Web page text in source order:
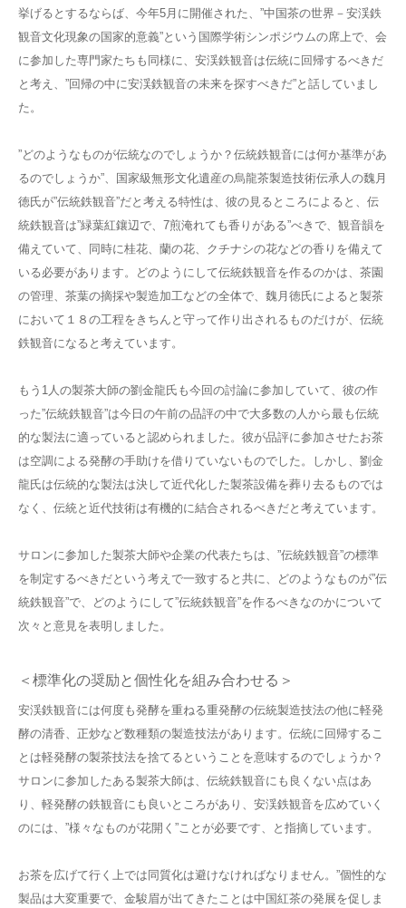
挙げるとするならば、今年5月に開催された、”中国茶の世界－安渓鉄
観音文化現象の国家的意義”という国際学術シンポジウムの席上で、会
に参加した専門家たちも同様に、安渓鉄観音は伝統に回帰するべきだ
と考え、”回帰の中に安渓鉄観音の未来を探すべきだ”と話していまし
た。
”どのようなものが伝統なのでしょうか？伝統鉄観音には何か基準があ
るのでしょうか”、国家級無形文化遺産の烏龍茶製造技術伝承人の魏月
徳氏が”伝統鉄観音”だと考える特性は、彼の見るところによると、伝
統鉄観音は”緑葉紅鑲辺で、7煎淹れても香りがある”べきで、観音韻を
備えていて、同時に桂花、蘭の花、クチナシの花などの香りを備えて
いる必要があります。どのようにして伝統鉄観音を作るのかは、茶園
の管理、茶葉の摘採や製造加工などの全体で、魏月徳氏によると製茶
において１８の工程をきちんと守って作り出されるものだけが、伝統
鉄観音になると考えています。
もう1人の製茶大師の劉金龍氏も今回の討論に参加していて、彼の作
った”伝統鉄観音”は今日の午前の品評の中で大多数の人から最も伝統
的な製法に適っていると認められました。彼が品評に参加させたお茶
は空調による発酵の手助けを借りていないものでした。しかし、劉金
龍氏は伝統的な製法は決して近代化した製茶設備を葬り去るものでは
なく、伝統と近代技術は有機的に結合されるべきだと考えています。
サロンに参加した製茶大師や企業の代表たちは、”伝統鉄観音”の標準
を制定するべきだという考えで一致すると共に、どのようなものが”伝
統鉄観音”で、どのようにして”伝統鉄観音”を作るべきなのかについて
次々と意見を表明しました。
＜標準化の奨励と個性化を組み合わせる＞
安渓鉄観音には何度も発酵を重ねる重発酵の伝統製造技法の他に軽発
酵の清香、正炒など数種類の製造技法があります。伝統に回帰するこ
とは軽発酵の製茶技法を捨てるということを意味するのでしょうか？
サロンに参加したある製茶大師は、伝統鉄観音にも良くない点はあ
り、軽発酵の鉄観音にも良いところがあり、安渓鉄観音を広めていく
のには、”様々なものが花開く”ことが必要です、と指摘しています。
お茶を広げて行く上では同質化は避けなければなりません。”個性的な
製品は大変重要で、金駿眉が出てきたことは中国紅茶の発展を促しま